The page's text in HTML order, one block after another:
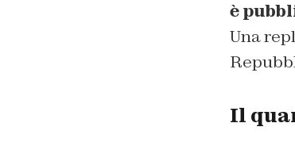
è
Una
Il